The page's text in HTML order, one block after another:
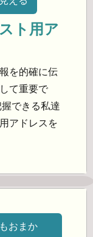
ト用ア
を的確に伝
て重要で
できる私達
アドレスを
おまか